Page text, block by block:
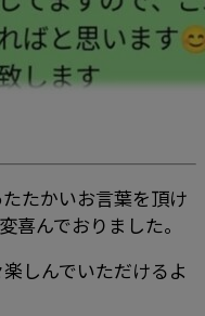
たかいお言葉を頂け
喜んでおりました。
しんでいただけるよ